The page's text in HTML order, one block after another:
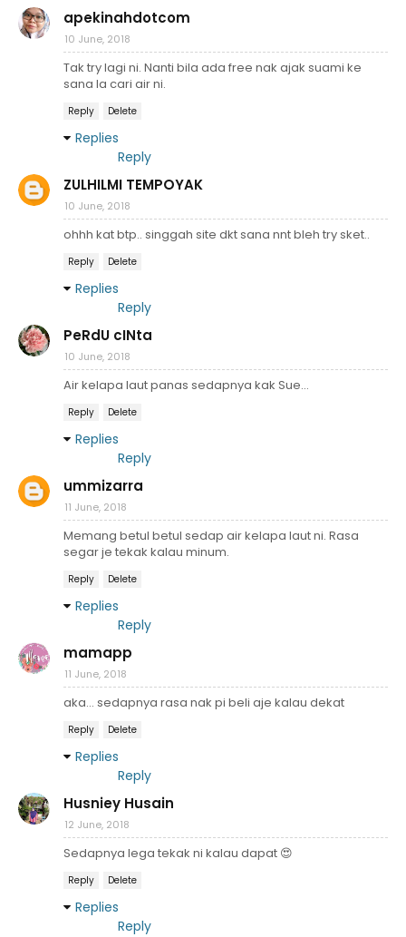
apekinahdotcom
10 June, 2018
Tak try lagi ni. Nanti bila ada free nak ajak suami ke
sana la cari air ni.
Reply Delete
Replies
Reply
ZULHILMI TEMPOYAK
10 June, 2018
ohhh kat btp.. singgah site dkt sana nnt bleh try sket..
Reply Delete
Replies
Reply
PeRdU cINta
10 June, 2018
Air kelapa laut panas sedapnya kak Sue...
Reply Delete
Replies
Reply
ummizarra
11 June, 2018
Memang betul betul sedap air kelapa laut ni. Rasa
segar je tekak kalau minum.
Reply Delete
Replies
Reply
mamapp
11 June, 2018
aka... sedapnya rasa nak pi beli aje kalau dekat
Reply Delete
Replies
Reply
Husniey Husain
12 June, 2018
Sedapnya lega tekak ni kalau dapat 😍
Reply Delete
Replies
Reply